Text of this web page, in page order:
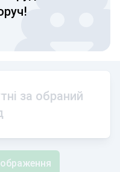
за обраний